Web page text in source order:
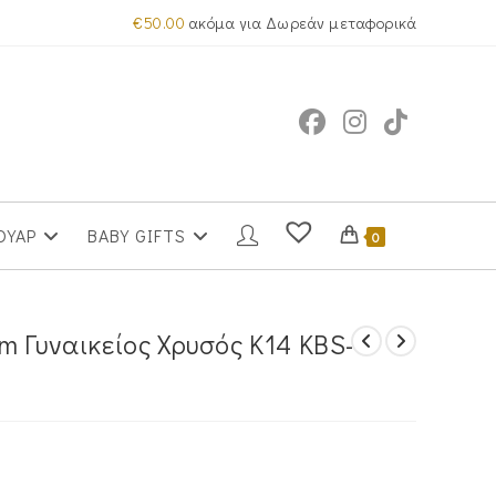
€50.00 ακόμα για Δωρεάν μεταφορικά
BABY GIFTS 0
Γυναικείος Χρυσός Κ14 KBS-